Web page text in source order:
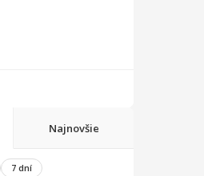
Najnovšie
7 dní